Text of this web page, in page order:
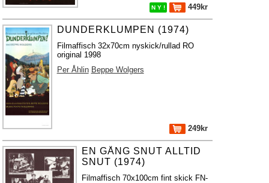
N Y ! 449kr
DUNDERKLUMPEN (1974)
Filmaffisch 32x70cm nyskick/rullad RO
original 1998
Per Åhlin Beppe Wolgers
249kr
EN GÅNG SNUT ALLTID
SNUT (1974)
Filmaffisch 70x100cm fint skick FN-